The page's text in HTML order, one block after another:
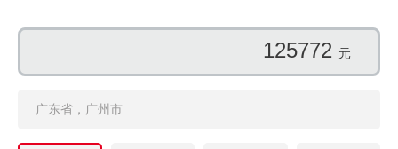
125772 元
广东省，广州市